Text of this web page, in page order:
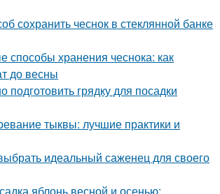
сохранить чеснок в стеклянной банке
хранения чеснока: как
до весны
подготовить грядку для посадки
тыквы: лучшие практики и
идеальный саженец для своего